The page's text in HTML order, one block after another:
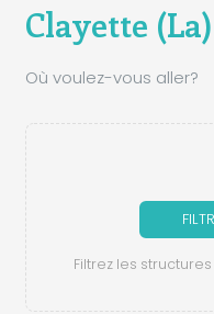
Clayette (La)
Où voulez-vous aller?
Filtrez les